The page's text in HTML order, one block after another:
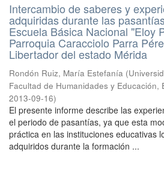
Intercambio de saberes y
adquiridas durante las
Escuela Básica Nacional "Eloy
Parroquia Caracciolo Parra
Libertador del estado Mérida
Rondón Ruiz, María Estefanía (
Facultad de Humanidades y Educación,
2013-09-16)
El presente informe describe las
el periodo de pasantías, ya que esta
práctica en las instituciones educativas
adquiridos durante la formación ...